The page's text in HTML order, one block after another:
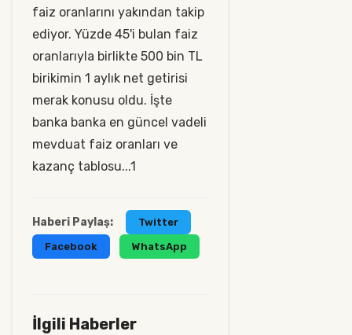
faiz oranlarını yakından takip
ediyor. Yüzde 45'i bulan faiz
oranlarıyla birlikte 500 bin TL
birikimin 1 aylık net getirisi
merak konusu oldu. İşte
banka banka en güncel vadeli
mevduat faiz oranları ve
kazanç tablosu...1
Haberi Paylaş: Twitter
Facebook WhatsApp
İlgili Haberler